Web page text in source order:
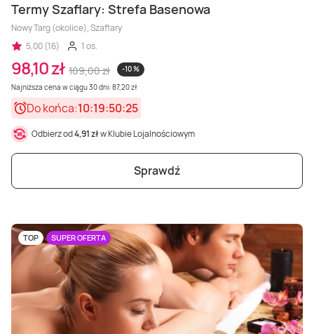
Termy Szaflary: Strefa Basenowa
Nowy Targ (okolice), Szaflary
5,00 (16)
1 os.
98,10 zł 109,00 zł
-10 %
Najniższa cena w ciągu 30 dni: 87,20 zł
Do końca:10:19:50:23
Odbierz od4,91 złw Klubie Lojalnościowym
Sprawdź
TOP SUPER OFERTA